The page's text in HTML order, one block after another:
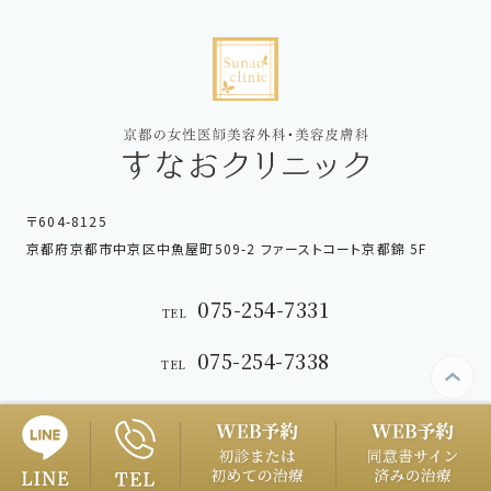
〒604-8125
京都府京都市中京区中魚屋町509-2 ファーストコート京都錦 5F
TEL 075-254-7331
TEL 075-254-7338
Copyright © sunao-clinic.com. All Rights Reserved.